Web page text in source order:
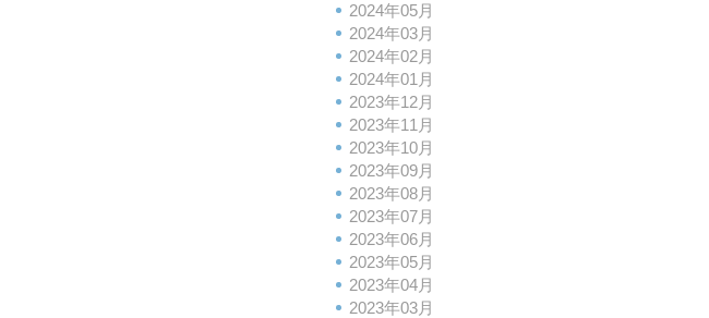
2024年05月
2024年03月
2024年02月
2024年01月
2023年12月
2023年11月
2023年10月
2023年09月
2023年08月
2023年07月
2023年06月
2023年05月
2023年04月
2023年03月